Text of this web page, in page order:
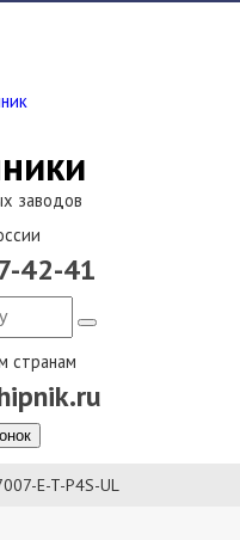
заводов
42-41
странам
E-T-P4S-UL